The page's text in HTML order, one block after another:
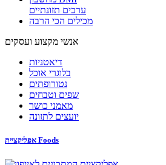
ערכים תזונתיים
מכילים הכי הרבה
אנשי מקצוע ועסקים
דיאטניות
בלוגרי אוכל
נטורופתים
שפים וטבחים
מאמני כושר
יועצים לתזונה
אפליקציית Foods